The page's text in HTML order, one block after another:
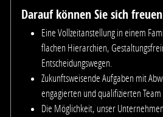
Darauf können Sie sich freuen
Eine Vollzeitanstellung in einem
flachen Hierarchien,
Entscheidungswegen.
Zukunftsweisende Aufgaben mit
engagierten und qualifizierten Team
Die Möglichkeit, unser